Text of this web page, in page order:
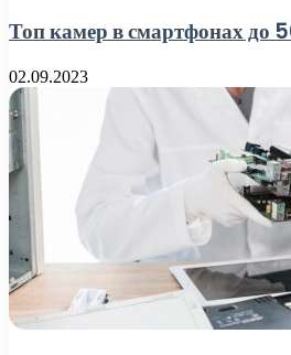
Топ камер в смартфонах до
02.09.2023